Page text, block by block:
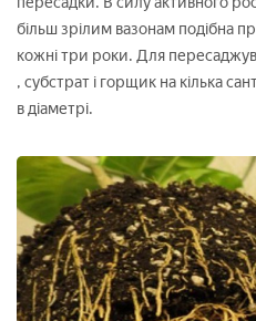
більш зрілим вазонам подібна
кожні три роки. Для
, субстрат і горщик на кілька
в діаметрі.